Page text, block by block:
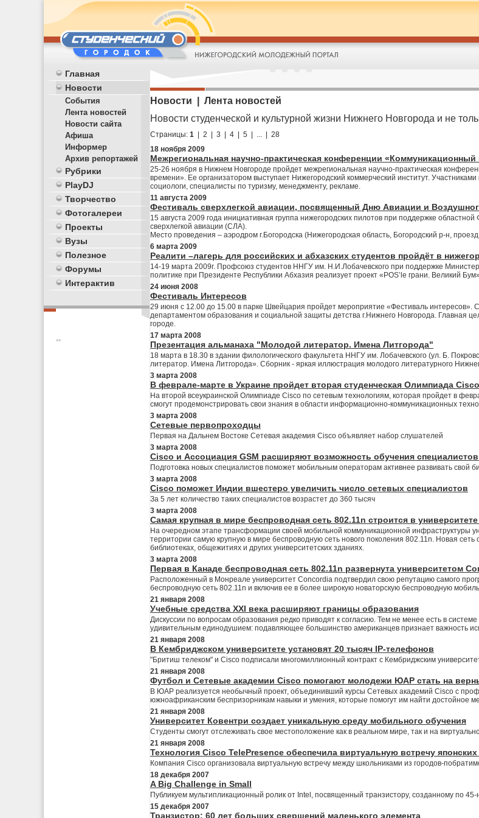
Главная
Новости
События
Лента новостей
Новости сайта
Афиша
Информер
Архив репортажей
Рубрики
PlayDJ
Творчество
Фотогалереи
Проекты
Вузы
Полезное
Форумы
Интерактив
**
Новости | Лента новостей
Новости студенческой и культурной жизни Нижнего Новгорода и не
Страницы: 1 | 2 | 3 | 4 | 5 | | 28
18 ноября 2009
Межрегиональная научно-практическая конференции
25-26 ноября в Нижнем Новгороде пройдет межрегиональная научно-практическая
времени». Ее организатором выступает Нижегородский коммерческий институт.
социологи, специалисты по туризму, менеджменту, рекламе.
11 августа 2009
Фестиваль сверхлегкой авиации, посвященный Дню Авиации и
15 августа 2009 года инициативная группа нижегородских пилотов при поддержке
сверхлегкой авиации (СЛА).
Место проведения – аэродром г.Богородска (Нижегородская область, Богородский р-н,
6 марта 2009
Реалити –лагерь для российских и абхазских студентов пройдёт в
14-19 марта 2009г. Профсоюз студентов ННГУ им. Н.И.Лобачевского при поддержке
политике при Президенте Республики Абхазия реализует проект «POS’le грани. Великий
24 июня 2008
Фестиваль Интересов
29 июня с 12.00 до 15.00 в парке Швейцария пройдет мероприятие «Фестиваль
департаментом образования и социальной защиты детства г.Нижнего Новгорода. Главная
городе.
17 марта 2008
Презентация альманаха "Молодой литератор. Имена Литгорода"
18 марта в 18.30 в здании филологического факультета ННГУ им. Лобачевского (ул. Б.
литератор. Имена Литгорода». Cборник - яркая иллюстрация молодого литературного
3 марта 2008
В феврале-марте в Украине пройдет вторая студенческая Олимпиада
На второй всеукраинской Олимпиаде Cisco по сетевым технологиям, которая пройдет в
смогут продемонстрировать свои знания в области информационно-коммуникационных
3 марта 2008
Сетевые первопроходцы
Первая на Дальнем Востоке Сетевая академия Cisco объявляет набор слушателей
3 марта 2008
Cisco и Ассоциация GSM расширяют возможность обучения
Подготовка новых специалистов поможет мобильным операторам активнее развивать свой
3 марта 2008
Cisco поможет Индии вшестеро увеличить число сетевых специалистов
За 5 лет количество таких специалистов возрастет до 360 тысяч
3 марта 2008
Cамая крупная в мире беспроводная сеть 802.11n строится в
На очередном этапе трансформации своей мобильной коммуникационной инфраструктуры
территории самую крупную в мире беспроводную сеть нового поколения 802.11n. Новая
библиотеках, общежитиях и других университетских зданиях.
3 марта 2008
Первая в Канаде беспроводная сеть 802.11n развернута университетом
Расположенный в Монреале университет Concordia подтвердил свою репутацию самого
беспроводную сеть 802.11n и включив ее в более широкую новаторскую беспроводную
21 января 2008
Учебные средства XXI века расширяют границы образования
Дискуссии по вопросам образования редко приводят к согласию. Тем не менее есть в
удивительным единодушием: подавляющее большинство американцев признает важность
21 января 2008
В Кембриджском университете установят 20 тысяч IP-телефонов
"Бритиш телеком" и Cisco подписали многомиллионный контракт с Кембриджским
21 января 2008
Футбол и Сетевые академии Cisco помогают молодежи ЮАР стать на
В ЮАР реализуется необычный проект, объединивший курсы Сетевых академий Cisco с
южноафриканским беспризорникам навыки и умения, которые помогут им найти достойное
21 января 2008
Университет Ковентри создает уникальную среду мобильного обучения
Студенты смогут отслеживать свое местоположение как в реальном мире, так и на
21 января 2008
Технология Cisco TelePresence обеспечила виртуальную встречу
Компания Cisco организовала виртуальную встречу между школьниками из городов-
18 декабря 2007
A Big Challenge in Small
Публикуем мультипликационный ролик от Intel, посвященный транзистору, созданному по 45-
15 декабря 2007
Транзистор: 60 лет больших свершений маленького элемента